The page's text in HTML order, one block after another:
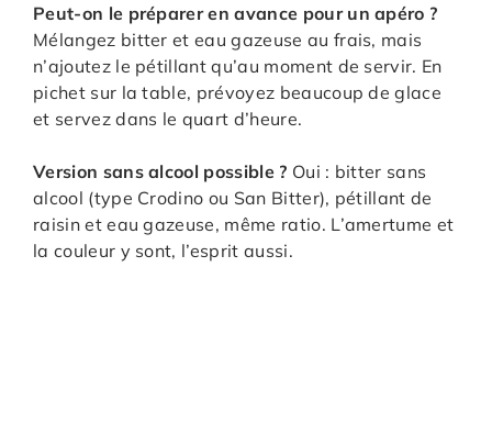
Peut-on le préparer en avance pour un apéro ?
Mélangez bitter et eau gazeuse au frais, mais
n’ajoutez le pétillant qu’au moment de servir. En
pichet sur la table, prévoyez beaucoup de glace
et servez dans le quart d’heure.
Version sans alcool possible ? Oui : bitter sans
alcool (type Crodino ou San Bitter), pétillant de
raisin et eau gazeuse, même ratio. L’amertume et
la couleur y sont, l’esprit aussi.